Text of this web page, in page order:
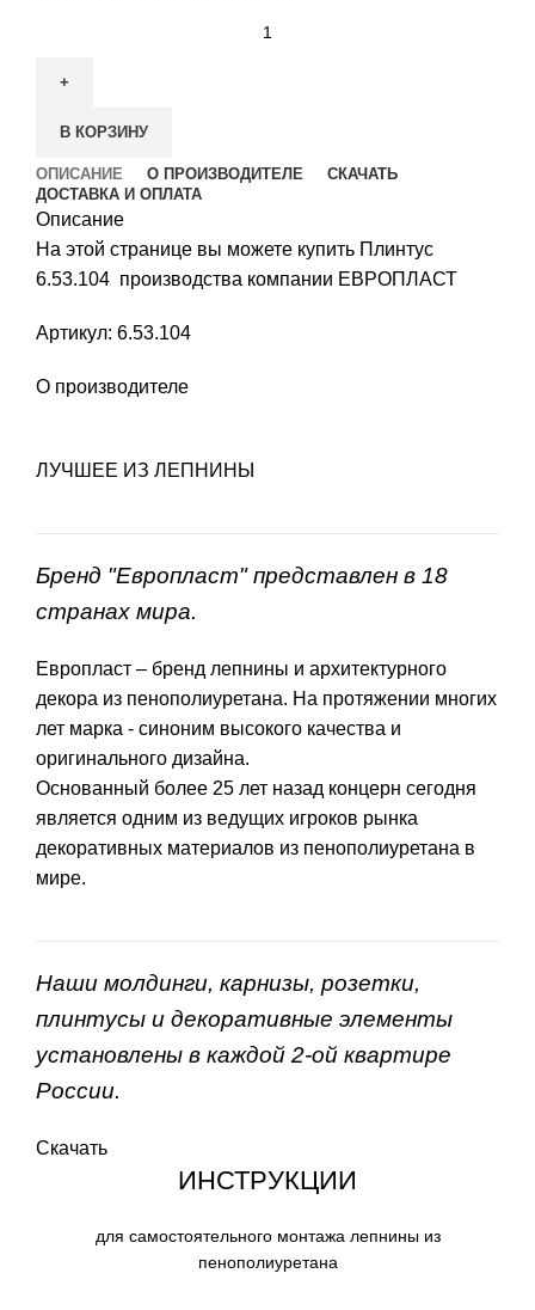
В КОРЗИНУ
ОПИСАНИЕ О ПРОИЗВОДИТЕЛЕ
СКАЧАТЬ
ДОСТАВКА И ОПЛАТА
Описание
На этой странице вы можете купить Плинтус
6.53.104 производства компании ЕВРОПЛАСТ
Артикул: 6.53.104
О производителе
ЛУЧШЕЕ ИЗ ЛЕПНИНЫ
Бренд "Европласт" представлен в 18
странах мира.
Европласт – бренд лепнины и архитектурного
декора из пенополиуретана. На протяжении многих
лет марка - синоним высокого качества и
оригинального дизайна.
Основанный более 25 лет назад концерн сегодня
является одним из ведущих игроков рынка
декоративных материалов из пенополиуретана в
мире.
Наши молдинги, карнизы, розетки,
плинтусы и декоративные элементы
установлены в каждой 2-ой квартире
России.
Скачать
ИНСТРУКЦИИ
для самостоятельного монтажа лепнины из
пенополиуретана